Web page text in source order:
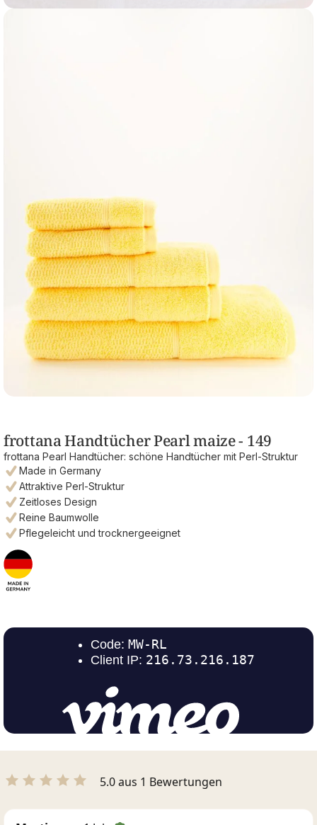
frottana Handtücher Pearl maize - 149
frottana Pearl Handtücher: schöne Handtücher mit Perl-Struktur
Made in Germany
Attraktive Perl-Struktur
Zeitloses Design
Reine Baumwolle
Pflegeleicht und trocknergeeignet
5.0 aus 1 Bewertungen